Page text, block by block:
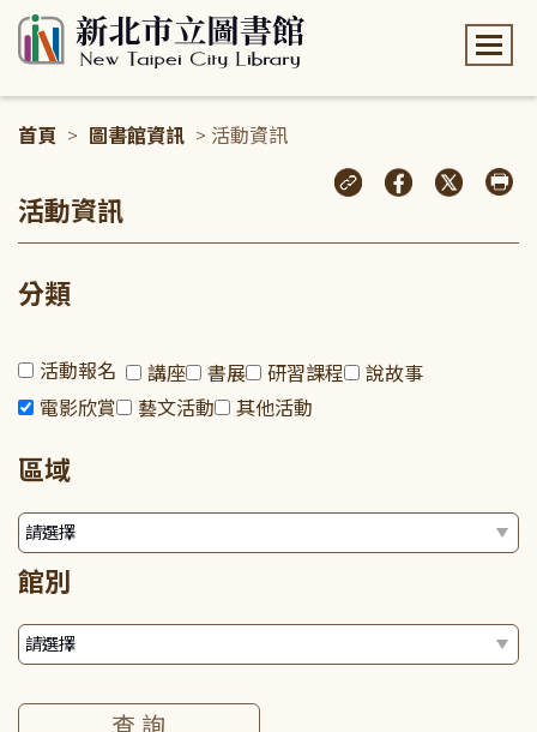
首頁 > 圖書館資訊 > 活動資訊
活動資訊
分類
活動報名 講座 書展 研習課程
說故事
電影欣賞
藝文活動 其他活動
區域
館別